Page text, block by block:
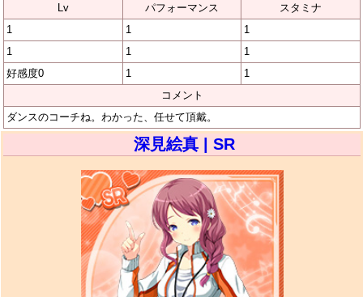
Lv パフォーマンス
スタミナ
1
1
1
1
1
1
好感度0
1
1
コメント
ダンスのコーチね。わかった、任せて頂戴。
深見絵真 | SR